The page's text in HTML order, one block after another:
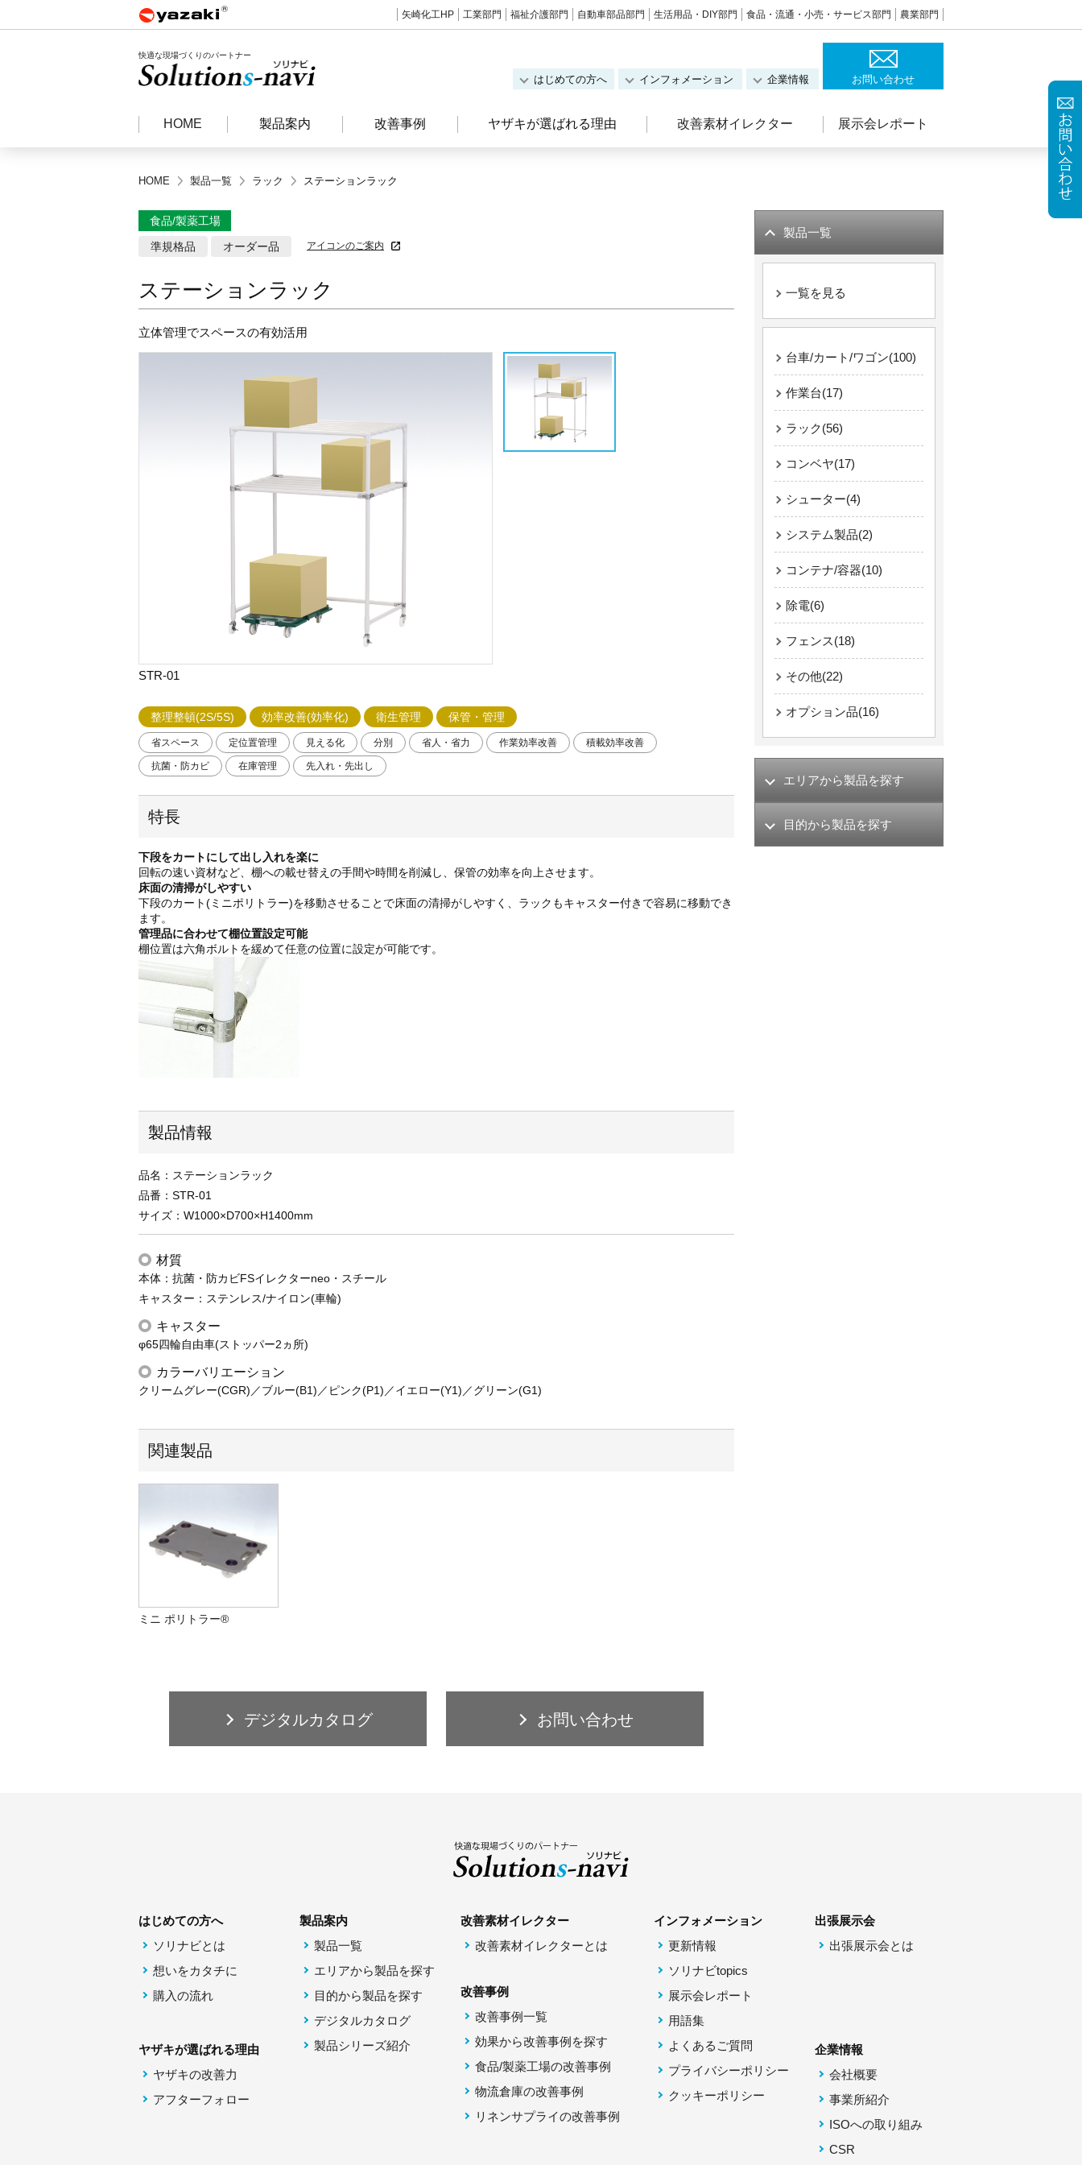
矢崎化工HP 工業部門 福祉介護部門 自動車部品部門 生活用品・DIY部門 食品・流通・小売・サービス部門 農業部門
快適な現場づくりのパートナー
はじめての方へ インフォメーション 企業情報 お問い合わせ
HOME 製品案内 改善事例 ヤザキが選ばれる理由 改善素材イレクター 展示会レポート
HOME 製品一覧 ラック ステーションラック
食品/製薬工場
準規格品
オーダー品 アイコンのご案内
ステーションラック
立体管理でスペースの有効活用
STR-01
整理整頓(2S/5S) 効率改善(効率化) 衛生管理 保管・管理
省スペース 定位置管理 見える化 分別 省人・省力 作業効率改善 積載効率改善
抗菌・防カビ 在庫管理 先入れ・先出し
特長
下段をカートにして出し入れを楽に
回転の速い資材など、棚への載せ替えの手間や時間を削減し、保管の効率を向上させます。
床面の清掃がしやすい
下段のカート(ミニポリトラー)を移動させることで床面の清掃がしやすく、ラックもキャスター付きで容易に移動でき
ます。
管理品に合わせて棚位置設定可能
棚位置は六角ボルトを緩めて任意の位置に設定が可能です。
製品情報
品名：ステーションラック
品番：STR-01
サイズ：W1000×D700×H1400mm
材質
本体：抗菌・防カビFSイレクターneo・スチール
キャスター：ステンレス/ナイロン(車輪)
キャスター
φ65四輪自由車(ストッパー2ヵ所)
カラーバリエーション
クリームグレー(CGR)／ブルー(B1)／ピンク(P1)／イエロー(Y1)／グリーン(G1)
関連製品
ミニ ポリトラー®
デジタルカタログ お問い合わせ
製品一覧
一覧を見る
台車/カート/ワゴン(100)
作業台(17)
ラック(56)
コンベヤ(17)
シューター(4)
システム製品(2)
コンテナ/容器(10)
除電(6)
フェンス(18)
その他(22)
オプション品(16)
エリアから製品を探す
目的から製品を探す
はじめての方へ
ソリナビとは
想いをカタチに
購入の流れ
ヤザキが選ばれる理由
ヤザキの改善力
アフターフォロー
製品案内
製品一覧
エリアから製品を探す
目的から製品を探す
デジタルカタログ
製品シリーズ紹介
改善素材イレクター
改善素材イレクターとは
改善事例
改善事例一覧
効果から改善事例を探す
食品/製薬工場の改善事例
物流倉庫の改善事例
リネンサプライの改善事例
インフォメーション
更新情報
ソリナビtopics
展示会レポート
用語集
よくあるご質問
プライバシーポリシー
クッキーポリシー
出張展示会
出張展示会とは
企業情報
会社概要
事業所紹介
ISOへの取り組み
CSR